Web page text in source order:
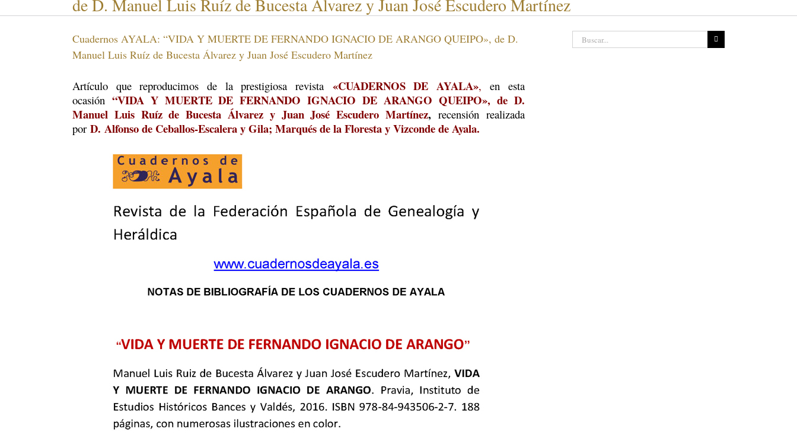
de D. Manuel Luis Ruíz de Bucesta Álvarez y Juan José Escudero Martínez
Cuadernos AYALA: “VIDA Y MUERTE DE FERNANDO IGNACIO DE ARANGO QUEIPO», de D.
Manuel Luis Ruíz de Bucesta Álvarez y Juan José Escudero Martínez
Artículo que reproducimos de la prestigiosa revista «CUADERNOS DE AYALA», en esta
ocasión “VIDA Y MUERTE DE FERNANDO IGNACIO DE ARANGO QUEIPO», de D.
Manuel Luis Ruíz de Bucesta Álvarez y Juan José Escudero Martínez, recensión realizada
por D. Alfonso de Ceballos-Escalera y Gila; Marqués de la Floresta y Vizconde de Ayala.
Buscar: